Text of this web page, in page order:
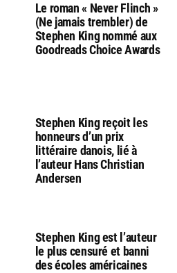
Le roman « Never Flinch »
(Ne jamais trembler) de
Stephen King nommé aux
Goodreads Choice Awards
Stephen King reçoit les
honneurs d’un prix
littéraire danois, lié à
l’auteur Hans Christian
Andersen
Stephen King est l’auteur
le plus censuré et banni
des écoles américaines